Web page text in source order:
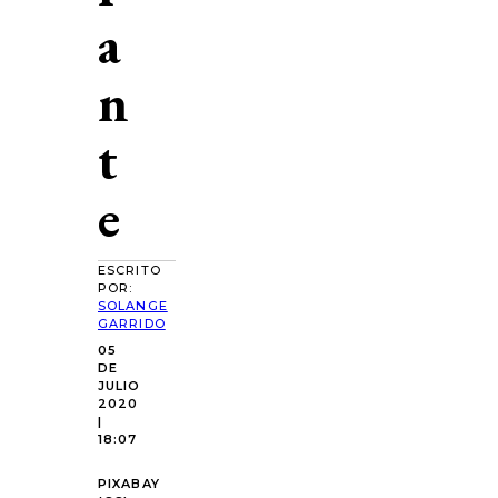
a
n
t
e
ESCRITO
POR:
SOLANGE
GARRIDO
05
DE
JULIO
2020
|
18:07
PIXABAY